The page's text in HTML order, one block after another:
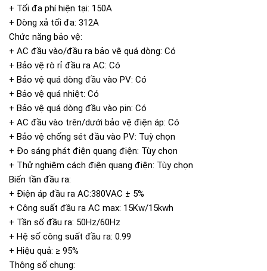
+ Tối đa phí hiện tại: 150A
+ Dòng xả tối đa: 312A
Chức năng bảo vệ:
+ AC đầu vào/đầu ra bảo vệ quá dòng: Có
+ Bảo vệ rò rỉ đầu ra AC: Có
+ Bảo vệ quá dòng đầu vào PV: Có
+ Bảo vệ quá nhiệt: Có
+ Bảo vệ quá dòng đầu vào pin: Có
+ AC đầu vào trên/dưới bảo vệ điện áp: Có
+ Bảo vệ chống sét đầu vào PV: Tuỳ chọn
+ Đo sáng phát điện quang điện: Tùy chọn
+ Thử nghiệm cách điện quang điện: Tùy chọn
Biến tần đầu ra:
+ Điện áp đầu ra AC:380VAC ± 5%
+ Công suất đầu ra AC max: 15Kw/15kwh
+ Tần số đầu ra: 50Hz/60Hz
+ Hệ số công suất đầu ra: 0.99
+ Hiệu quả: ≥ 95%
Thông số chung: